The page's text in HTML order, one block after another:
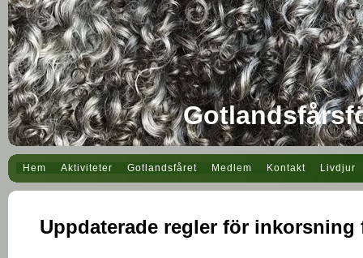
Hem Aktiviteter Gotlandsfåret Medlem Kontakt Livdjur
Uppdaterade regler för inkorsning